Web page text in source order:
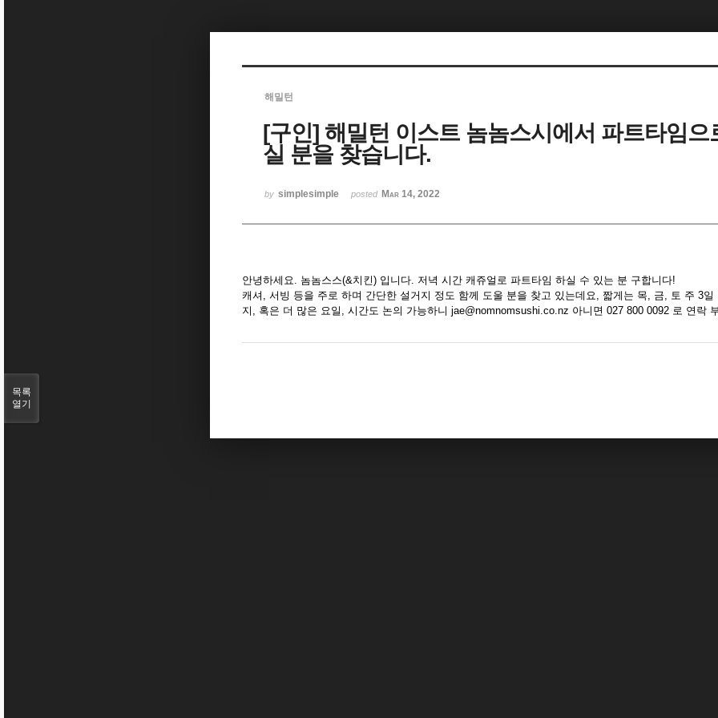
해밀턴
[구인] 해밀턴 이스트 놈놈스시에서 파트타임으
실 분을 찾습니다.
by simplesimple posted Mar 14, 2022
안녕하세요. 놈놈스스(&치킨) 입니다. 저녁 시간 캐쥬얼로 파트타임 하실 수 있는 분 구합니다!
캐셔, 서빙 등을 주로 하며 간단한 설거지 정도 함께 도울 분을 찾고 있는데요, 짧게는 목, 금, 토 주 3일
지, 혹은 더 많은 요일, 시간도 논의 가능하니 jae@nomnomsushi.co.nz 아니면 027 800 0092 로 연락
목록
열기
Sketchbook5, 스케치북5
Sketchbook5, 스케치북5